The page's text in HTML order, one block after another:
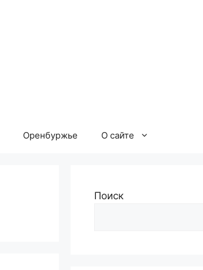
Оренбуржье О сайте
Поиск